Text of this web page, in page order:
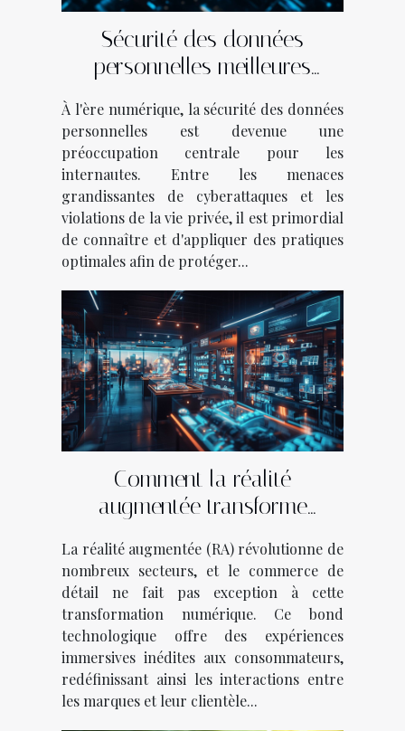
Sécurité des données
personnelles meilleures
ligne
À l'ère numérique, la sécurité des données
personnelles est devenue une
préoccupation centrale pour les
internautes. Entre les menaces
grandissantes de cyberattaques et les
violations de la vie privée, il est primordial
de connaître et d'appliquer des pratiques
optimales afin de protéger...
Comment la réalité
augmentée transforme
détail
La réalité augmentée (RA) révolutionne de
nombreux secteurs, et le commerce de
détail ne fait pas exception à cette
transformation numérique. Ce bond
technologique offre des expériences
immersives inédites aux consommateurs,
redéfinissant ainsi les interactions entre
les marques et leur clientèle...